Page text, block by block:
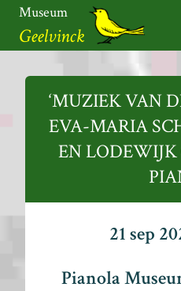
naar
de
Museum
Geelvinck
Geelvinck
‘MUZIEK VAN
EVA-MARIA
EN
21 sep
Pianola